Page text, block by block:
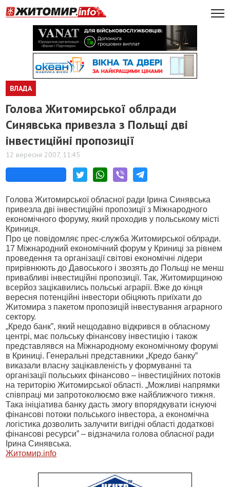
ВЛАДА
Голова Житомирської облради
Синявська привезла з Польщі дві
інвестиційні пропозиції
12 вересня 2007, 11:45
Голова Житомирської обласної ради Ірина Синявська
привезла дві інвестиційні пропозиції з Міжнародного
економічного форуму, який проходив у польському місті
Криниця.
Про це повідомляє прес-служба Житомирської облради.
17 Міжнародний економічний форум у Криниці за рівнем
проведення та організації світові економічні лідери
прирівнюють до Давоського і звозять до Польщі не менш
привабливі інвестиційні пропозиції. Так, Житомирщиною
всерйоз зацікавились польські аграрії. Вже до кінця
вересня потенційні інвестори обіцяють приїхати до
Житомира з пакетом пропозицій інвестування аграрного
сектору.
„Кредо банк”, який нещодавно відкрився в обласному
центрі, має польську фінансову інвестицію і також
представлявся на Міжнародному економічному форумі
в Криниці. Генеральні представники „Кредо банку”
виказали власну зацікавленість у формуванні та
організації польських фінансово – інвестиційних потоків
на територію Житомирської області. „Можливі напрямки
співпраці ми запротоколюємо вже найближчого тижня.
Така ініціатива банку дасть змогу впорядкувати існуючі
фінансові потоки польського інвестора, а економічна
логістика дозволить залучити вигідні області додаткові
фінансові ресурси” – відзначила голова обласної ради
Ірина Синявська.
Житомир.info